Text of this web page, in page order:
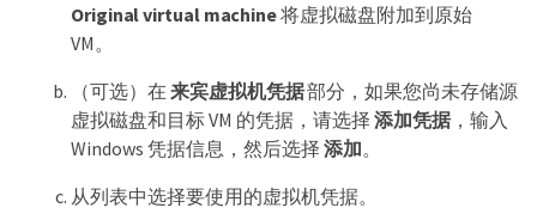
Original virtual machine将虚拟磁盘附加到原始
VM。
（可选）在 来宾虚拟机凭据部分，如果您尚未存储源
虚拟磁盘和目标 VM 的凭据，请选择 添加凭据，输入
Windows 凭据信息，然后选择 添加。
从列表中选择要使用的虚拟机凭据。